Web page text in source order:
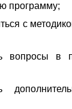
программу;
с
вопросы в